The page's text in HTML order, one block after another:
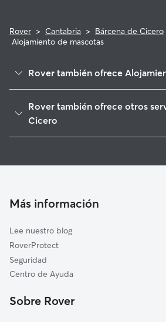
Rover > Cantabria > Bárcena de Cicero
Alojamiento de mascotas
Rover también ofrece
Argoños
Hazas de Cesto
Laredo
Noja
Limpias
Rover también ofrece otros
Cicero
Cuidadores a domicilio en Barcena-
Más información
Lee nuestro blog
RoverProtect
Seguridad
Centro de Ayuda
Sobre Rover